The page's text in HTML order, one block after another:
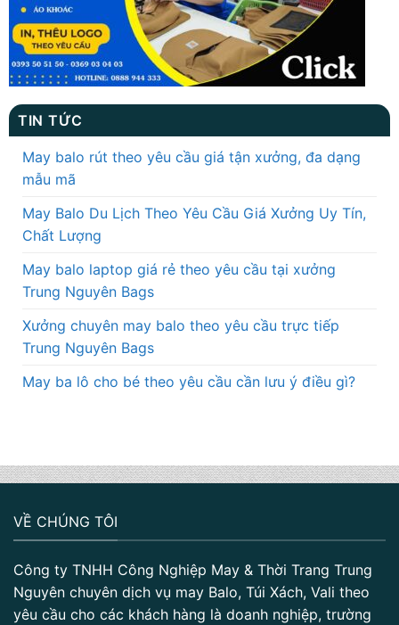
TIN TỨC
May balo rút theo yêu cầu giá tận xưởng, đa dạng
mẫu mã
May Balo Du Lịch Theo Yêu Cầu Giá Xưởng Uy Tín,
Chất Lượng
May balo laptop giá rẻ theo yêu cầu tại xưởng
Trung Nguyên Bags
Xưởng chuyên may balo theo yêu cầu trực tiếp
Trung Nguyên Bags
May ba lô cho bé theo yêu cầu cần lưu ý điều gì?
VỀ CHÚNG TÔI
Công ty TNHH Công Nghiệp May & Thời Trang Trung
Nguyên chuyên dịch vụ may Balo, Túi Xách, Vali theo
yêu cầu cho các khách hàng là doanh nghiệp, trường